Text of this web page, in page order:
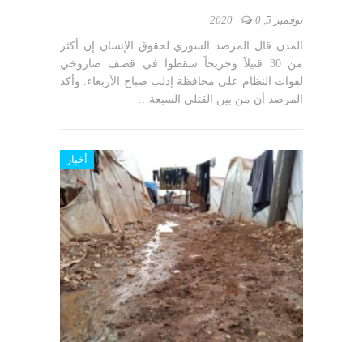
نوفمبر 5, 2020 0
المدن قال المرصد السوري لحقوق الإنسان إن أكثر
من 30 قتيلاً وجريحاً سقطوا في قصف صاروخي
لقوات النظام على محافظة إدلب صباح الأربعاء. وأكد
المرصد أن من بين القتلى السبعة…
أخبار